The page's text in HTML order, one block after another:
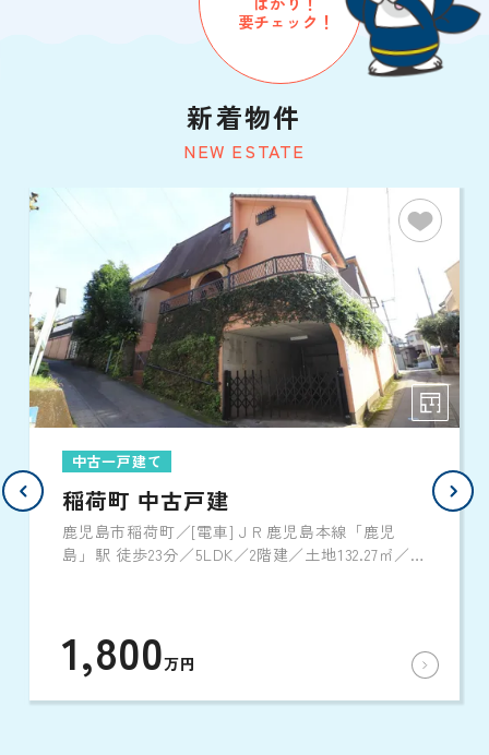
NEW ESTATE
新着物件
要チェック！
中古一戸建て
稲荷町 中古戸建
鹿児島市稲荷町／[電車]ＪＲ鹿児島本線「鹿児
島」駅 徒歩23分／5LDK／2階建／土地132.27㎡／建
1,800万円